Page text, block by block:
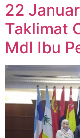
22
Taklimat
MdI Ibu